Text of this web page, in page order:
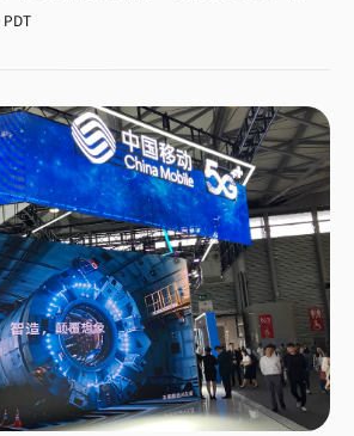
중국 기업들은 상대적으로 '유럽'을 안방처럼
선된 카메라 성능과 혁신적인 디자인을 적용한
계획이다. 특히, 유럽 시장 진출에 집중하는
을 강화할 것으로 예상된다. 이러한 전략은 기존
고, 소비자들에게 ‘사진 찍는 즐거움’과 ‘일상 속
망이다.👉 Oppo의 도전: 오포(Oppo) 역시
트폰 라인업과 더불어 AR과 스마트 글래스 등
일 가능성이 높다. 오포는 소비자 경험의 새로운
라, 스마트폰과 웨어러블의 경계를 허무는 데